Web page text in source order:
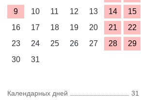
9
10 11 12 13 14
15
16
17 18 19 20 21
22
23
24 25 26 27 28
29
30
31
Календарных дней
31